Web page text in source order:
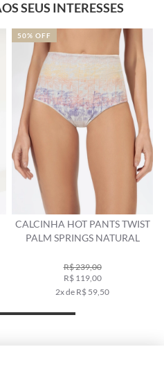
SEUS INTERESSES
CALCINHA HOT PANTS TWIST
PALM SPRINGS NATURAL
R$ 239,00
R$ 119,00
2x de R$ 59,50
50% OFF